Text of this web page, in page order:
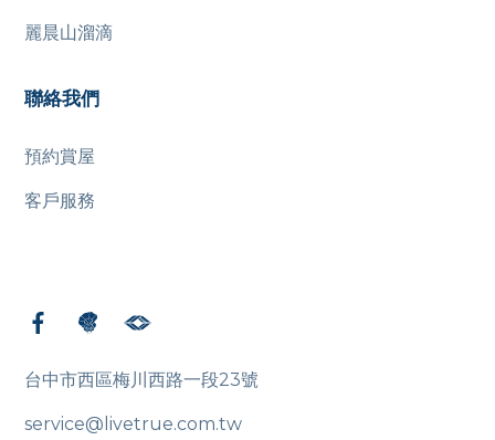
麗晨山溜滴
聯絡我們
預約賞屋
客戶服務
台中市西區梅川西路一段23號
service@livetrue.com.tw